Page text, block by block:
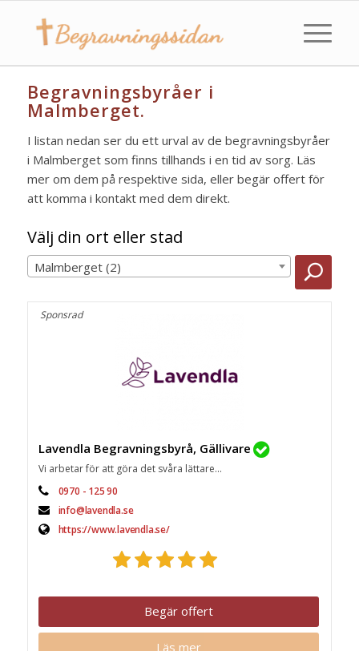
Begravningsbyråer i
Malmberget.
I listan nedan ser du ett urval av de begravningsbyråer
i Malmberget som finns tillhands i en tid av sorg. Läs
mer om dem på respektive sida, eller begär offert för
att komma i kontakt med dem direkt.
Välj din ort eller stad
Malmberget (2)
Sponsrad
Lavendla Begravningsbyrå, Gällivare
Vi arbetar för att göra det svåra lättare...
0970 - 125 90
info@lavendla.se
https://www.lavendla.se/
Begär offert
Läs mer